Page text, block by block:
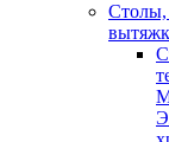
Cтолы,